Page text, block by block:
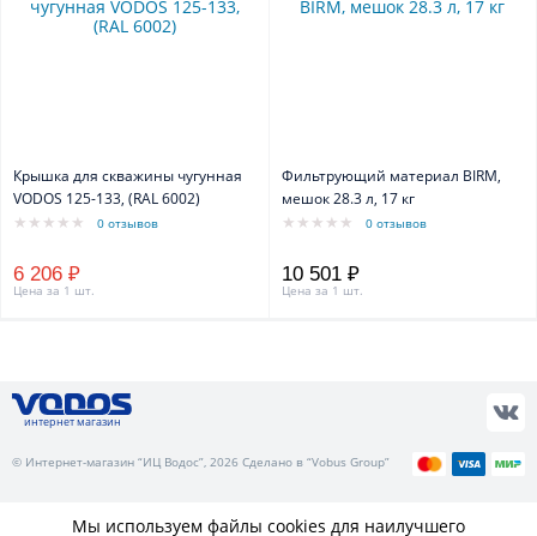
Крышка для скважины чугунная
VODOS 125-133, (RAL 6002)
0 отзывов
6 206 ₽
Цена за 1 шт.
Фильтрующий материал BIRM,
мешок 28.3 л, 17 кг
0 отзывов
10 501 ₽
Цена за 1 шт.
интернет магазин
© Интернет-магазин “ИЦ Водос”, 2026 Сделано в “Vobus Group”
Мы используем файлы cookies для наилучшего